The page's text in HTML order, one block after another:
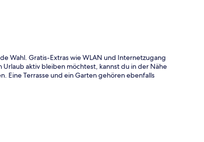
Wahl. Gratis-Extras wie WLAN und Internetzugang
aktiv bleiben möchtest, kannst du in der Nähe
Eine Terrasse und ein Garten gehören ebenfalls